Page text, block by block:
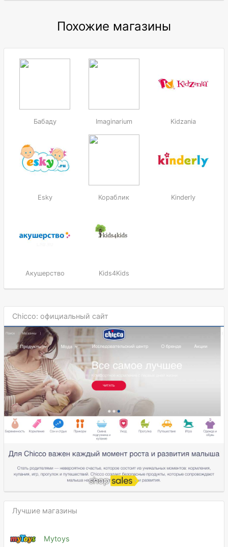
Похожие магазины
Бабаду Imaginarium Kidzania
Esky Кораблик Kinderly
Акушерство Kids4Kids
Chicco: официальный сайт
Лучшие магазины
Mytoys